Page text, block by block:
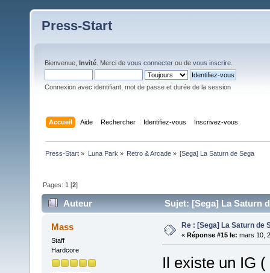
Press-Start
Bienvenue, Invité . Merci de vous connecter ou de vous inscrire
Connexion avec identifiant, mot de passe et durée de la session
Accueil Aide Rechercher Identifiez-vous Inscrivez-vous
Press-Start » Luna Park » Retro & Arcade» [Sega] La Saturn de Sega
Pages: 1 [2]
Auteur Sujet: [Sega] La Saturn
Mass
Staff
Hardcore
Re : [Sega] La Saturn de
« Réponse #15 le: mars 10,
Il existe un IG